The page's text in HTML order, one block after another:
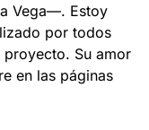
Vega—. Estoy
por todos
Su amor
en las páginas